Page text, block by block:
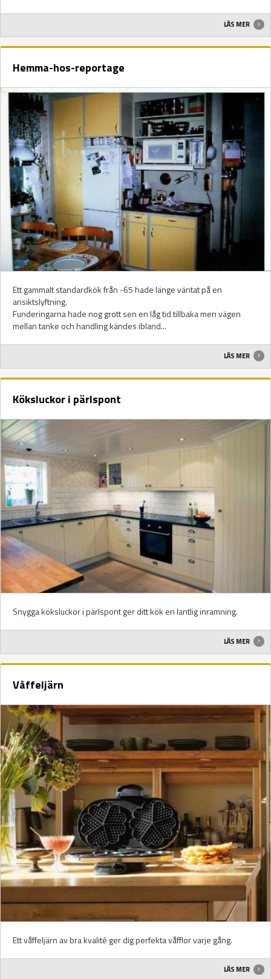
LÄS MER
Hemma-hos-reportage
Ett gammalt standardkök från -65 hade länge väntat på en
ansiktslyftning.
Funderingarna hade nog grott sen en låg tid tillbaka men vägen
mellan tanke och handling kändes ibland...
LÄS MER
Köksluckor i pärlspont
Snygga köksluckor i pärlspont ger ditt kök en lantlig inramning.
LÄS MER
Våffeljärn
Ett våffeljärn av bra kvalité ger dig perfekta våfflor varje gång.
LÄS MER